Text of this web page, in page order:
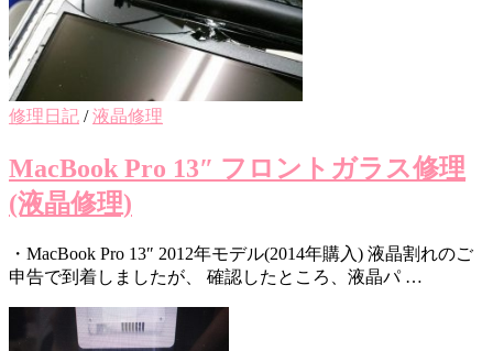
修理日記 /液晶修理
MacBook Pro 13″ フロントガラス修理
(液晶修理)
・MacBook Pro 13″ 2012年モデル(2014年購入) 液晶割れのご
申告で到着しましたが、 確認したところ、液晶パ …